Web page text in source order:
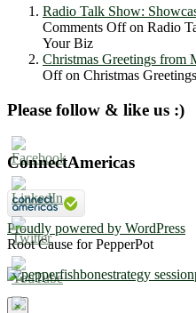
Radio Talk Show:
Comments Offon Radio
Your Biz
Christmas Greetings from
Offon Christmas
Please follow & like us :)
ConnectAmericas
Proudly powered by WordPress
Root Cause for PepperPot
×